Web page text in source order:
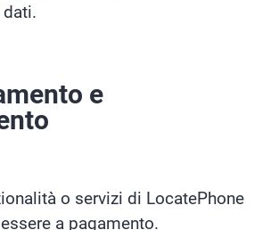
dati.
e
o servizi di LocatePhone
a pagamento.